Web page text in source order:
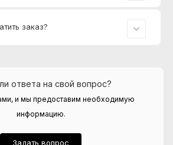
заказ?
ответа на свой вопрос?
и мы предоставим необходимую
информацию.
Задать вопрос